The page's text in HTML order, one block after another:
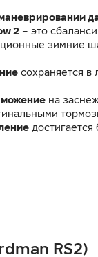
2 – это
зимние
сохраняется
на
достигается
пятна контакта
RS2)